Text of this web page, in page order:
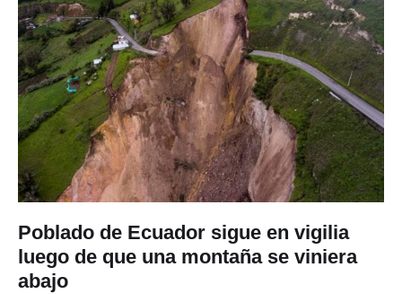
Poblado de Ecuador sigue en vigilia
luego de que una montaña se viniera
abajo